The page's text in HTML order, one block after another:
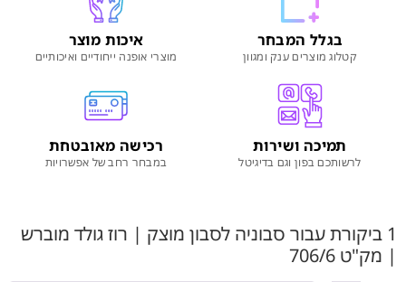
בגלל המבחר
קטלוג מוצרים ענק ומגוון
איכות מוצר
מוצרי אופנה ייחודיים ואיכותיים
תמיכה ושירות
לרשותכם בפון וגם בדיגיטל
רכישה מאובטחת
במבחר רחב של אפשרויות
1 ביקורת עבור
סבוניה לסבון מוצק | רוז גולד מוברש
| מק"ט 706/6